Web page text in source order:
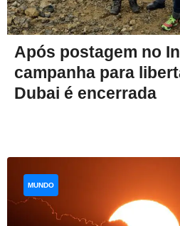
Após postagem no
campanha para
Dubai é encerrada
MUNDO